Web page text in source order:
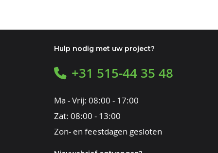
Hulp nodig met uw project?
+31 515-44 35 48
Ma - Vrij: 08:00 - 17:00
Zat: 08:00 - 13:00
Zon- en feestdagen gesloten